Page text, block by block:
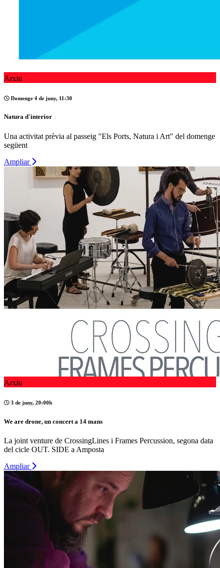
Arxiu
Domenge 4 de juny, 11:30
Natura d'interior
Una activitat prèvia al passeig "Els Ports, Natura i Art" del domenge
següent
Ampliar
Arxiu
3 de juny, 20:00h
We are drone, un concert a 14 mans
La joint venture de CrossingLines i Frames Percussion, segona data
del cicle OUT. SIDE a Amposta
Ampliar